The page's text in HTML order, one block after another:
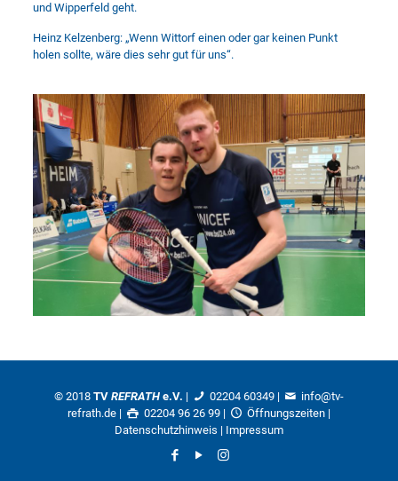
und Wipperfeld geht.
Heinz Kelzenberg: „Wenn Wittorf einen oder gar keinen Punkt
holen sollte, wäre dies sehr gut für uns“.
© 2018 TV REFRATHe.V. | 02204 60349 |
info@tv-
refrath.de | 02204 96 26 99 | Öffnungszeiten|
Datenschutzhinweis | Impressum